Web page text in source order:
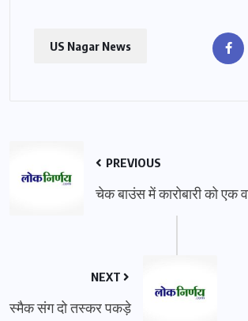
US Nagar News
PREVIOUS
चेक बाउंस में कारोबारी को एक
NEXT
स्मैक संग दो तस्कर पकड़े